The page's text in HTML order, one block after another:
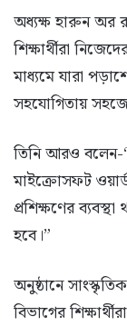
অধ্যক্ষ হারুন অর
শিক্ষার্থীরা
মাধ্যমে যারা
সহযোগিতায়
তিনি আরও বলেন-
মাইক্রোসফট
প্রশিক্ষণের
হবে।”
অনুষ্ঠানে
বিভাগের